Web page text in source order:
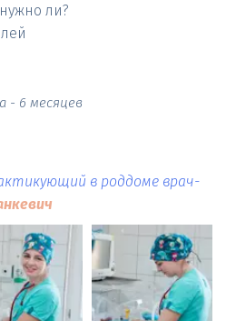
ли?
- 6 месяцев
в роддоме врач-